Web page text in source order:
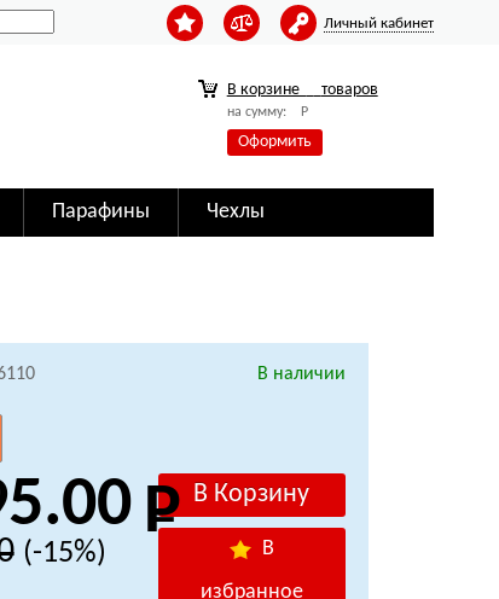
Личный кабинет
В корзине товаров
на сумму: Р
Оформить
Парафины Чехлы
В наличии
(-15%)
В
избранное